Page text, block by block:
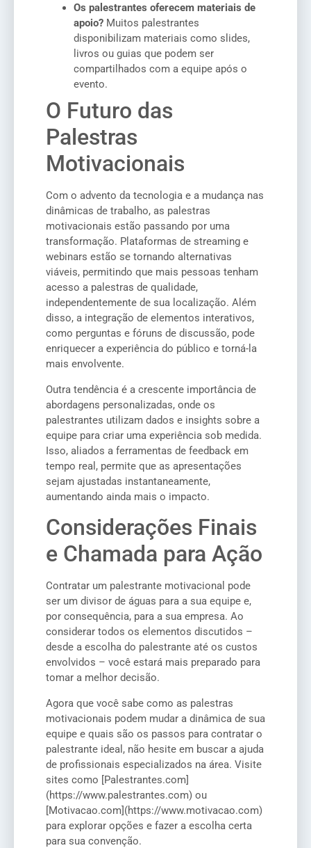
Os palestrantes oferecem materiais de
apoio? Muitos palestrantes
disponibilizam materiais como slides,
livros ou guias que podem ser
compartilhados com a equipe após o
evento.
O Futuro das
Palestras
Motivacionais
Com o advento da tecnologia e a mudança nas
dinâmicas de trabalho, as palestras
motivacionais estão passando por uma
transformação. Plataformas de streaming e
webinars estão se tornando alternativas
viáveis, permitindo que mais pessoas tenham
acesso a palestras de qualidade,
independentemente de sua localização. Além
disso, a integração de elementos interativos,
como perguntas e fóruns de discussão, pode
enriquecer a experiência do público e torná-la
mais envolvente.
Outra tendência é a crescente importância de
abordagens personalizadas, onde os
palestrantes utilizam dados e insights sobre a
equipe para criar uma experiência sob medida.
Isso, aliados a ferramentas de feedback em
tempo real, permite que as apresentações
sejam ajustadas instantaneamente,
aumentando ainda mais o impacto.
Considerações Finais
e Chamada para Ação
Contratar um palestrante motivacional pode
ser um divisor de águas para a sua equipe e,
por consequência, para a sua empresa. Ao
considerar todos os elementos discutidos –
desde a escolha do palestrante até os custos
envolvidos – você estará mais preparado para
tomar a melhor decisão.
Agora que você sabe como as palestras
motivacionais podem mudar a dinâmica de sua
equipe e quais são os passos para contratar o
palestrante ideal, não hesite em buscar a ajuda
de profissionais especializados na área. Visite
sites como [Palestrantes.com]
(https://www.palestrantes.com) ou
[Motivacao.com](https://www.motivacao.com)
para explorar opções e fazer a escolha certa
para sua convenção.